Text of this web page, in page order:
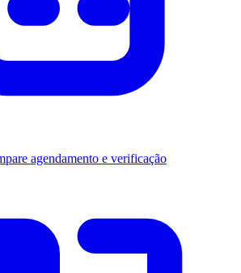
agendamento e verificação